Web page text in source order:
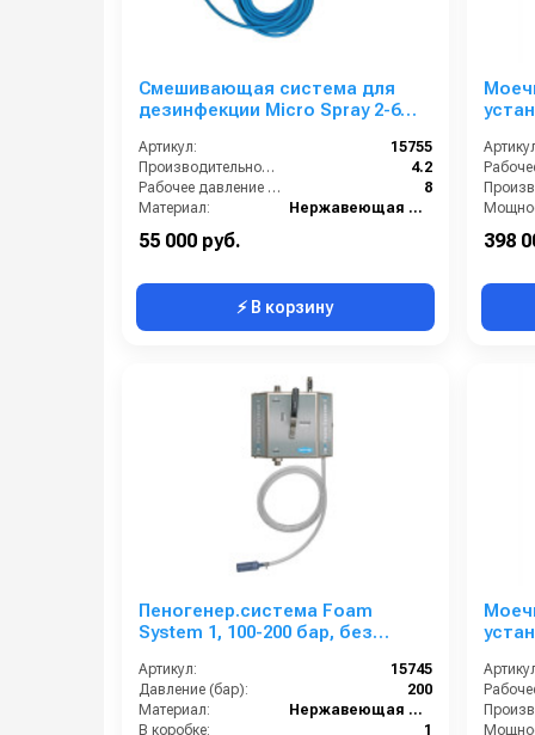
Смешивающая система для
дезинфекции Micro Spray 2-6
ср-во с аксесс.
Артикул:
15755
Производительность (л/мин):
4.2
Рабочее давление (бар):
8
Материал:
Нержавеющая сталь
55 000 руб.
⚡ В корзину
мин
398
Пеногенер.система Foam
System 1, 100-200 бар, без
ш. 3/8ш.
Артикул:
15745
Давление (бар):
200
Материал:
Нержавеющая сталь
В коробке:
1
мин